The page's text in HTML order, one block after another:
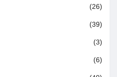
(26)
(39)
(3)
(6)